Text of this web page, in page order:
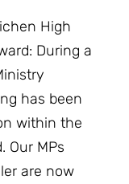
High
During a
has been
within the
Our MPs
are now